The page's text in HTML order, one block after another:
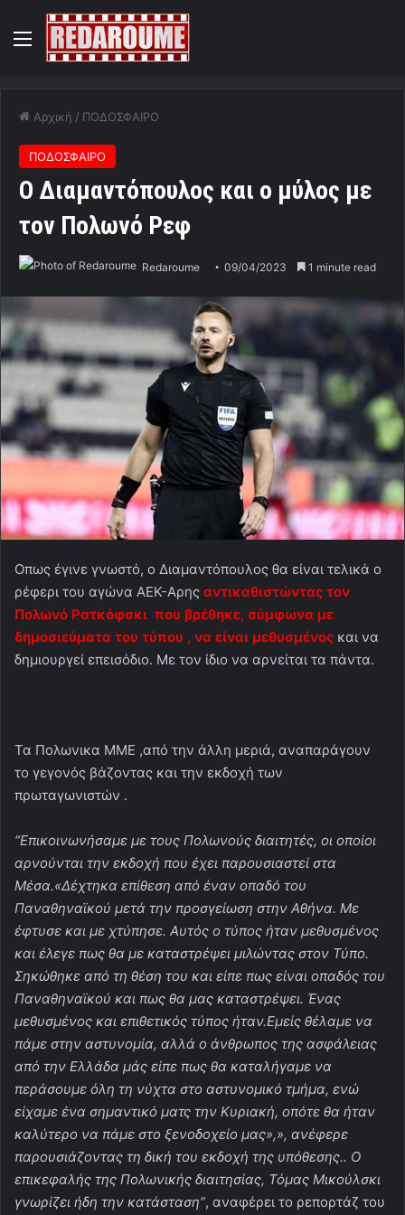
Menu
Αρχική / ΠΟΔΟΣΦΑΙΡΟ
ΠΟΔΟΣΦΑΙΡΟ
Ο Διαμαντόπουλος και ο μύλος με
τον Πολωνό Ρεφ
Redaroume 09/04/2023 1 minute read
Οπως έγινε γνωστό, ο Διαμαντόπουλος θα είναι τελικά ο
ρέφερι του αγώνα ΑΕΚ-Αρης αντικαθιστώντας τον
Πολωνό Ρατκόφσκι που βρέθηκε, σύμφωνα με
δημοσιεύματα του τύπου , να είναι μεθυσμένος και να
δημιουργεί επεισόδιο. Με τον ίδιο να αρνείται τα πάντα.
Τα Πολωνικα ΜΜΕ ,από την άλλη μεριά, αναπαράγουν
το γεγονός βάζοντας και την εκδοχή των
πρωταγωνιστών .
“Επικοινωνήσαμε με τους Πολωνούς διαιτητές, οι οποίοι
αρνούνται την εκδοχή που έχει παρουσιαστεί στα
Μέσα.«Δέχτηκα επίθεση από έναν οπαδό του
Παναθηναϊκού μετά την προσγείωση στην Αθήνα. Με
έφτυσε και με χτύπησε. Αυτός ο τύπος ήταν μεθυσμένος
και έλεγε πως θα με καταστρέψει μιλώντας στον Τύπο.
Σηκώθηκε από τη θέση του και είπε πως είναι οπαδός του
Παναθηναϊκού και πως θα μας καταστρέψει. Ένας
μεθυσμένος και επιθετικός τύπος ήταν.Εμείς θέλαμε να
πάμε στην αστυνομία, αλλά ο άνθρωπος της ασφάλειας
από την Ελλάδα μάς είπε πως θα καταλήγαμε να
περάσουμε όλη τη νύχτα στο αστυνομικό τμήμα, ενώ
είχαμε ένα σημαντικό ματς την Κυριακή, οπότε θα ήταν
καλύτερο να πάμε στο ξενοδοχείο μας»,», ανέφερε
παρουσιάζοντας τη δική του εκδοχή της υπόθεσης.. Ο
επικεφαλής της Πολωνικής διαιτησίας, Τόμας Μικούλσκι
γνωρίζει ήδη την κατάσταση”, αναφέρει το ρεπορτάζ του